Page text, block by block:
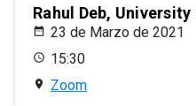
Rahul Deb,
23 de Marzo de 2021
15:30
Zoom